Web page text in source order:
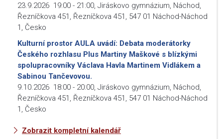
23.9.2026 19:00 - 21:00 Jiráskovo gymnázium, Náchod,
Řezníčkova 451, Řezníčkova 451, 547 01 Náchod-Náchod
1, Česko
Kulturní prostor AULA uvádí: Debata moderátorky
Českého rozhlasu Plus Martiny Maškové s blízkými
spolupracovníky Václava Havla Martinem Vidlákem a
Sabinou Tančevovou.
9.10.2026 18:00 - 20:00 Jiráskovo gymnázium, Náchod,
Řezníčkova 451, Řezníčkova 451, 547 01 Náchod-Náchod
1, Česko
Zobrazit kompletní kalendář